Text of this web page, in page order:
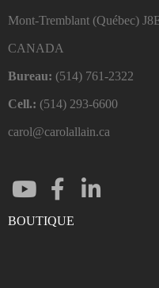
Mont-Tremblant (Québec)
CANADA
Bureau: (514) 761-2322
Cell.: (514) 293-6600
carol@carolallain.ca
BOUTIQUE